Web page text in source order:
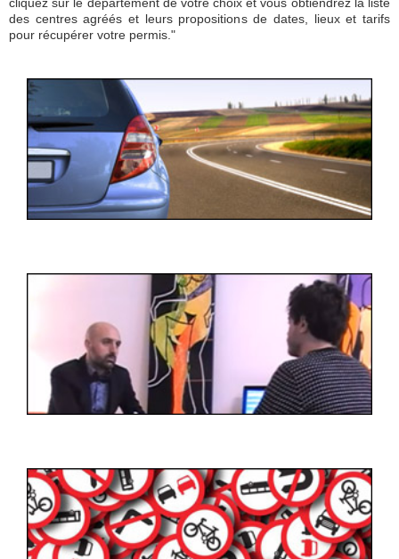
des centres agréés et leurs propositions de dates, lieux et tarifs
pour récupérer votre permis."